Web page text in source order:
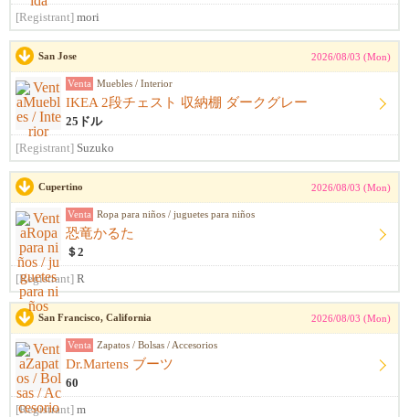
[Registrant] mori
San Jose 2026/08/03 (Mon)
Venta Muebles / Interior
IKEA 2段チェスト 収納棚 ダークグレー
25ドル
[Registrant] Suzuko
Cupertino 2026/08/03 (Mon)
Venta Ropa para niños / juguetes para niños
恐竜かるた
＄2
[Registrant] R
San Francisco, California 2026/08/03 (Mon)
Venta Zapatos / Bolsas / Accesorios
Dr.Martens ブーツ
60
[Registrant] m